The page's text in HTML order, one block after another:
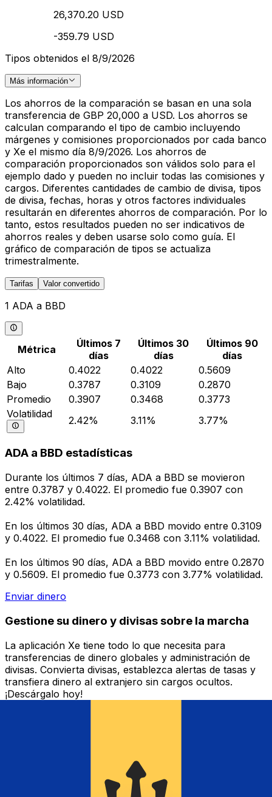
26,370.20 USD
-359.79 USD
Tipos obtenidos el 8/9/2026
Más información
Los ahorros de la comparación se basan en una sola
transferencia de GBP 20,000 a USD. Los ahorros se
calculan comparando el tipo de cambio incluyendo
márgenes y comisiones proporcionados por cada banco
y Xe el mismo día 8/9/2026. Los ahorros de
comparación proporcionados son válidos solo para el
ejemplo dado y pueden no incluir todas las comisiones y
cargos. Diferentes cantidades de cambio de divisa, tipos
de divisa, fechas, horas y otros factores individuales
resultarán en diferentes ahorros de comparación. Por lo
tanto, estos resultados pueden no ser indicativos de
ahorros reales y deben usarse solo como guía. El
gráfico de comparación de tipos se actualiza
trimestralmente.
Tarifas Valor convertido
1 ADA a BBD
Métrica
Últimos 7
días
Últimos 30
días
Últimos 90
días
Alto
0.4022 0.4022
0.5609
Bajo
0.3787 0.3109
0.2870
Promedio
0.3907 0.3468
0.3773
Volatilidad
2.42% 3.11% 3.77%
ADA a BBD estadísticas
Durante los últimos 7 días, ADA a BBD se movieron
entre 0.3787 y 0.4022. El promedio fue 0.3907 con
2.42% volatilidad.
En los últimos 30 días, ADA a BBD movido entre 0.3109
y 0.4022. El promedio fue 0.3468 con 3.11% volatilidad.
En los últimos 90 días, ADA a BBD movido entre 0.2870
y 0.5609. El promedio fue 0.3773 con 3.77% volatilidad.
Enviar dinero
Gestione su dinero y divisas sobre la marcha
La aplicación Xe tiene todo lo que necesita para
transferencias de dinero globales y administración de
divisas. Convierta divisas, establezca alertas de tasas y
transfiera dinero al extranjero sin cargos ocultos.
¡Descárgalo hoy!